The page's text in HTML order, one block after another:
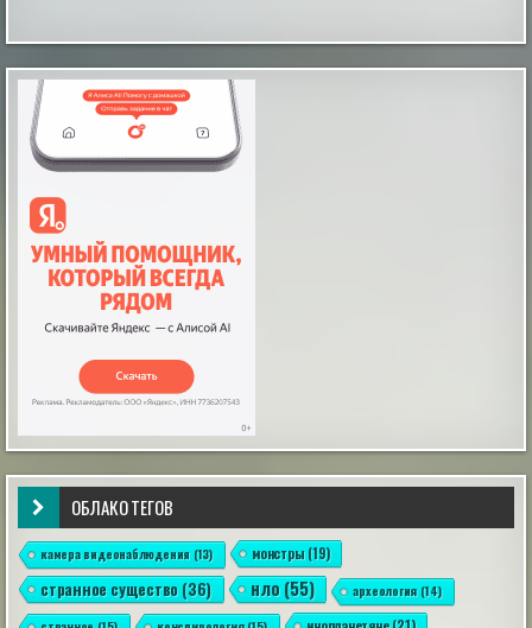
Таинственные отпечатки босых детских ног
В магазине бытовой техники, что в городе Мендоса,
Аргентина, на Испанской улице, происходят
«паранормальные события», как их обозвали
местные журналисты. Вот уже какое-то время по
утрам и продавцы и покупатели замечают на полу
магазина отпечатки босых человеческих ног, как
будто ступни были испачканы в черной грязи или
угольной пыли. По слова...
incogniterra.ru
Звёзды не решают: наука развенчала миф о
совместимости знаков зодиака
В современном обществе астрология занимает
особое место: многие люди, особенно женщины,
склонны верить, что их личная жизнь и выбор
партнёра зависят от расположения звёзд.
esoreiter.ru | 24th May 2026
ОБЛАКО ТЕГОВ
камера видеонаблюдения (13) монстры(19)
странное существо (36) нло(55) археология(14)